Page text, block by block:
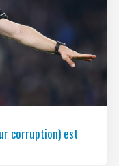
corruption) est